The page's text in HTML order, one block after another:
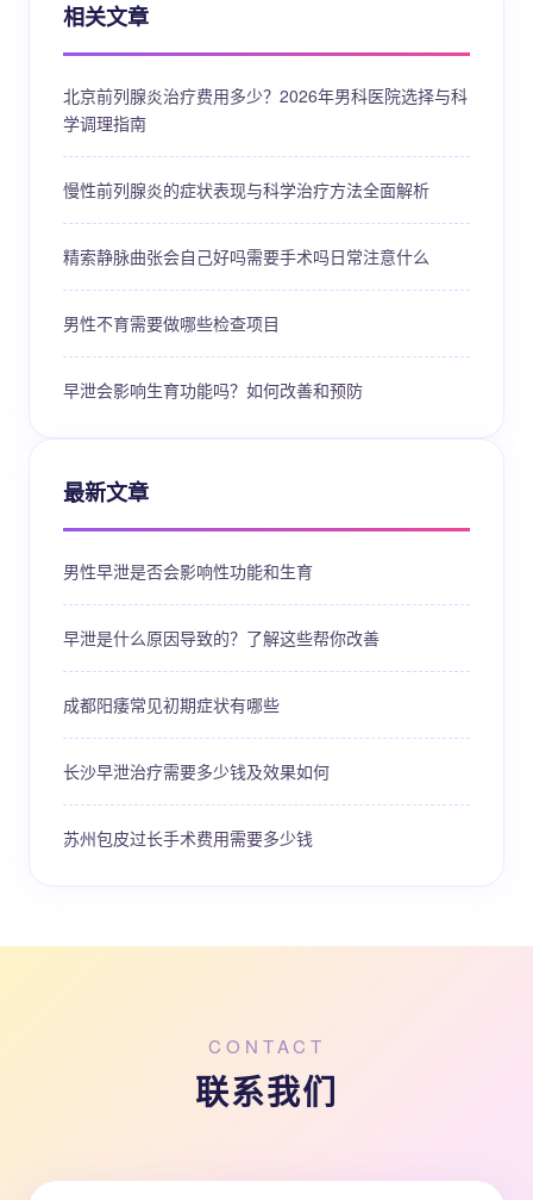
相关文章
北京前列腺炎治疗费用多少？2026年男科医院选择与科
学调理指南
慢性前列腺炎的症状表现与科学治疗方法全面解析
精索静脉曲张会自己好吗需要手术吗日常注意什么
男性不育需要做哪些检查项目
早泄会影响生育功能吗？如何改善和预防
最新文章
男性早泄是否会影响性功能和生育
早泄是什么原因导致的？了解这些帮你改善
成都阳痿常见初期症状有哪些
长沙早泄治疗需要多少钱及效果如何
苏州包皮过长手术费用需要多少钱
CONTACT
联系我们